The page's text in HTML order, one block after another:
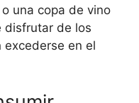
una copa de vino
disfrutar de los
excederse en el